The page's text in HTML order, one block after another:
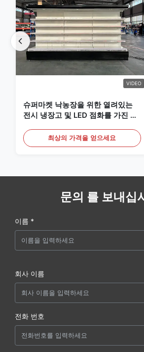
VIDEO
슈퍼마켓 낙농장을 위한 열려있는
전시 냉장고 및 LED 점화를 가진 음
최상의 가격을 얻으세요
문의 를 보내십
이름 *
회사 이름
전화 번호